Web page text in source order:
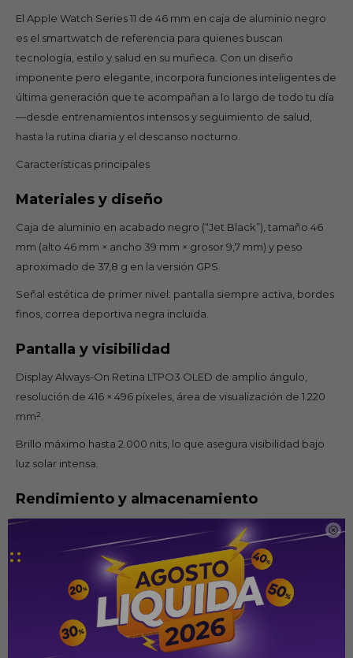

El Apple Watch Series 11 de 46 mm en caja de aluminio negro
es el smartwatch de referencia para quienes buscan
tecnología, estilo y salud en su muñeca. Con un diseño
imponente pero elegante, incorpora funciones inteligentes de
última generación que te acompañan a lo largo de todo tu día
—desde entrenamientos intensos y seguimiento de salud,
hasta la rutina diaria y el descanso nocturno.
Características principales
Materiales y diseño
Caja de aluminio en acabado negro (“Jet Black”), tamaño 46
mm (alto 46 mm × ancho 39 mm × grosor 9,7 mm) y peso
aproximado de 37,8 g en la versión GPS.
Señal estética de primer nivel: pantalla siempre activa, bordes
finos, correa deportiva negra incluida.
Pantalla y visibilidad
Display Always-On Retina LTPO3 OLED de amplio ángulo,
resolución de 416 × 496 píxeles, área de visualización de 1.220
mm².
Brillo máximo hasta 2.000 nits, lo que asegura visibilidad bajo
luz solar intensa.
Rendimiento y almacenamiento
Chip S10 con procesador dual-core de 64 bits y Neural Engine
de 4 núcleos.
Almacenamiento interno de 64 GB, lo que permite guardar
aplicaciones, música, datos de salud, etc.
Funciones de salud y bienestar